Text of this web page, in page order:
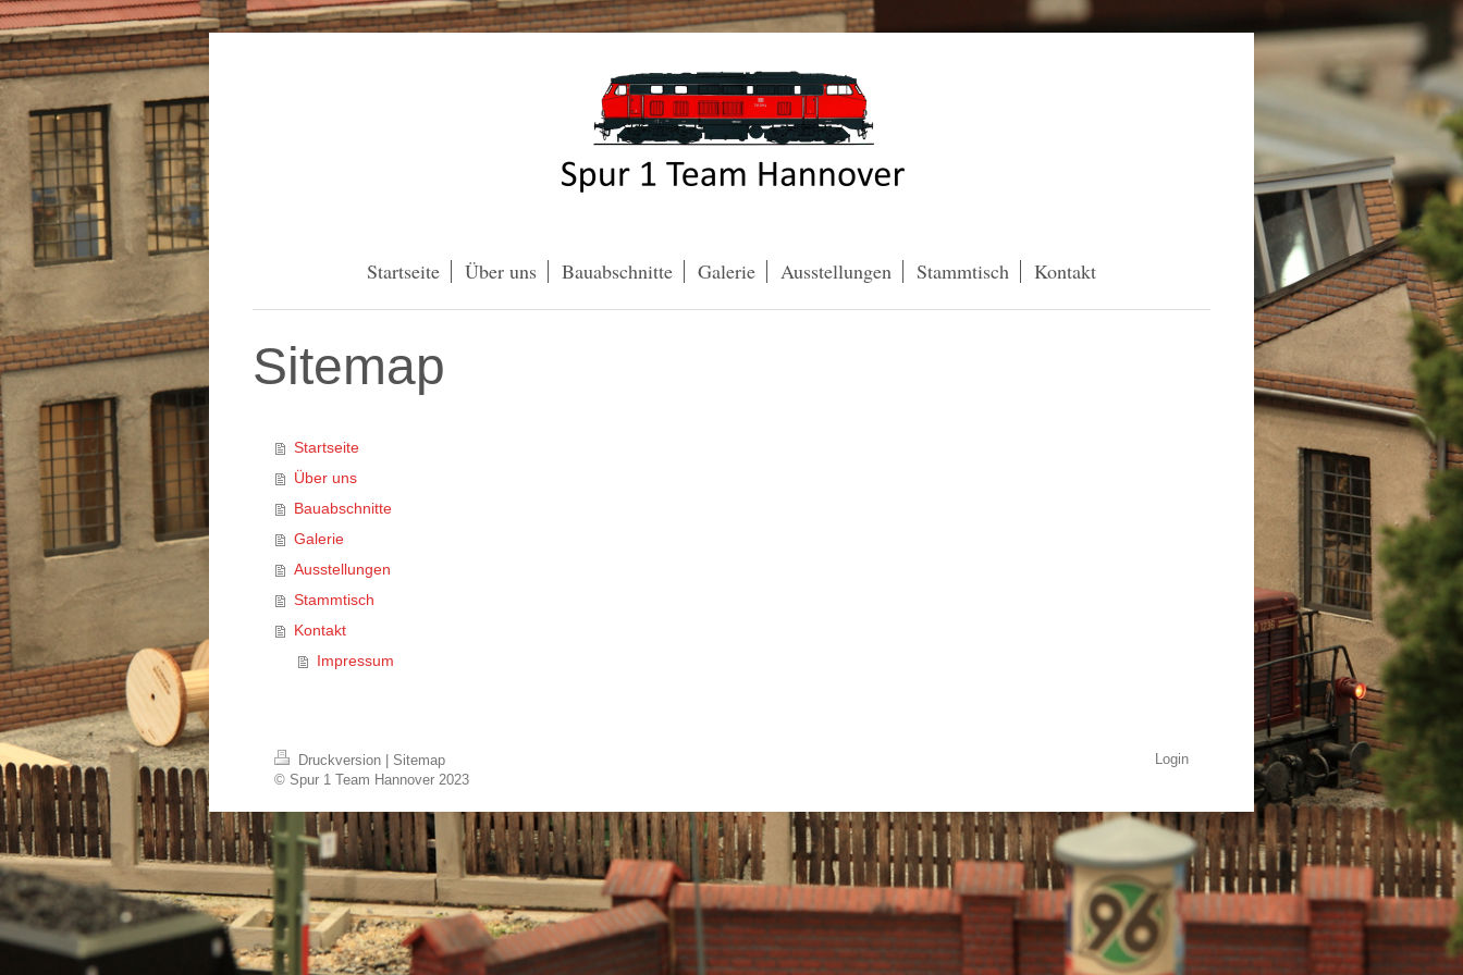
Startseite Über uns Bauabschnitte Galerie Ausstellungen Stammtisch Kontakt
Sitemap
Startseite
Über uns
Bauabschnitte
Galerie
Ausstellungen
Stammtisch
Kontakt
Impressum
Druckversion
Sitemap
© Spur 1 Team Hannover 2023
Login